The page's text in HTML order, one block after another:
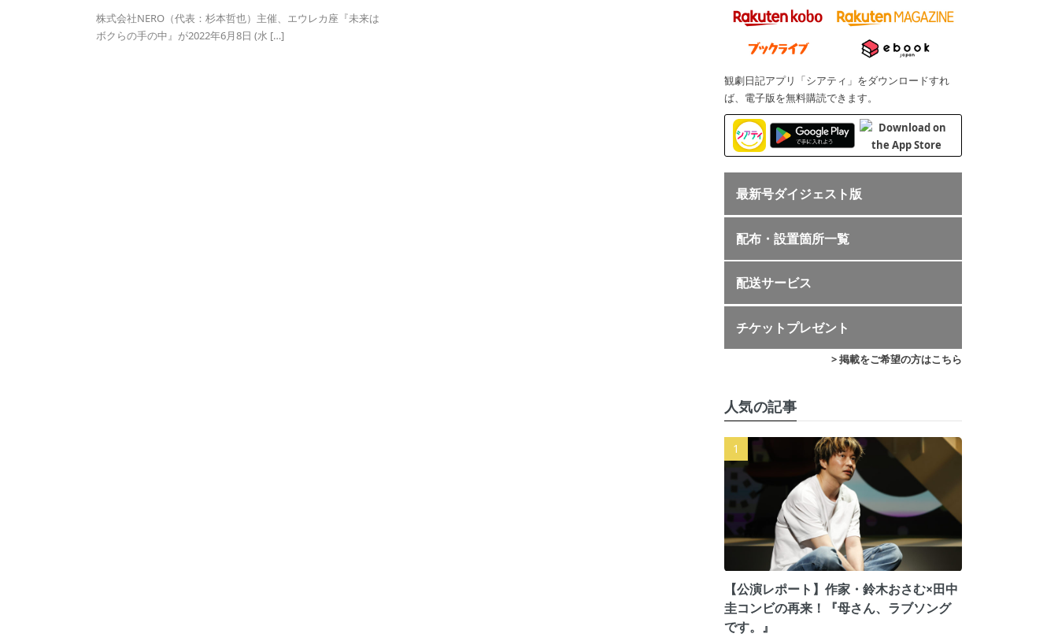
株式会社NERO（代表：杉本哲也）主催、エウレカ座『未来は
ボクらの手の中』が2022年6月8日 (水 […]
観劇日記アプリ「シアティ」をダウンロードすれ
ば、電子版を無料購読できます。
最新号ダイジェスト版
配布・設置箇所一覧
配送サービス
チケットプレゼント
> 掲載をご希望の方はこちら
人気の記事
【公演レポート】作家・鈴木おさむ×田中
圭コンビの再来！『母さん、ラブソング
です。』